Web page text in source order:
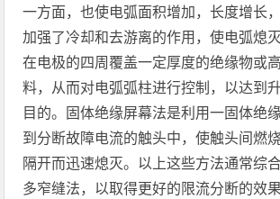
一方面，也使电弧面积增加，长度增长
加强了冷却和去游离的作用，使电弧熄
在电极的四周覆盖一定厚度的绝缘物或
料，从而对电弧弧柱进行控制，以达到
目的。固体绝缘屏幕法是利用一固体绝
到分断故障电流的触头中，使触头间燃
隔开而迅速熄灭。以上这些方法通常综
多窄缝法，以取得更好的限流分断的效